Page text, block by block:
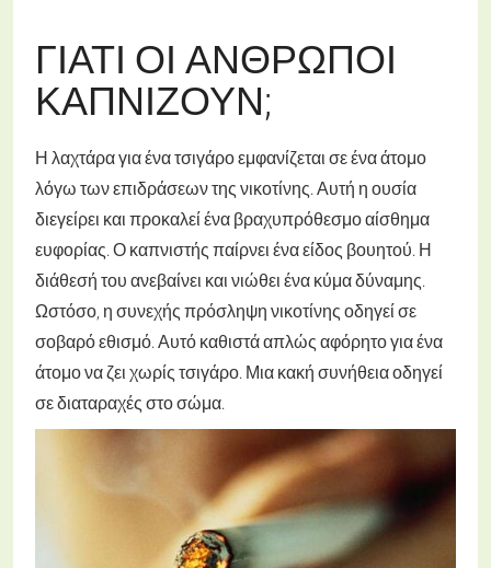
ΓΙΑΤΊ ΟΙ ΆΝΘΡΩΠΟΙ
ΚΑΠΝΊΖΟΥΝ;
Η λαχτάρα για ένα τσιγάρο εμφανίζεται σε ένα άτομο
λόγω των επιδράσεων της νικοτίνης. Αυτή η ουσία
διεγείρει και προκαλεί ένα βραχυπρόθεσμο αίσθημα
ευφορίας. Ο καπνιστής παίρνει ένα είδος βουητού. Η
διάθεσή του ανεβαίνει και νιώθει ένα κύμα δύναμης.
Ωστόσο, η συνεχής πρόσληψη νικοτίνης οδηγεί σε
σοβαρό εθισμό. Αυτό καθιστά απλώς αφόρητο για ένα
άτομο να ζει χωρίς τσιγάρο. Μια κακή συνήθεια οδηγεί
σε διαταραχές στο σώμα.